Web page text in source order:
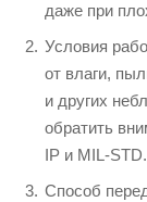
даже при
Условия
от влаги,
и других
обратить
IP и MIL-STD.
Способ